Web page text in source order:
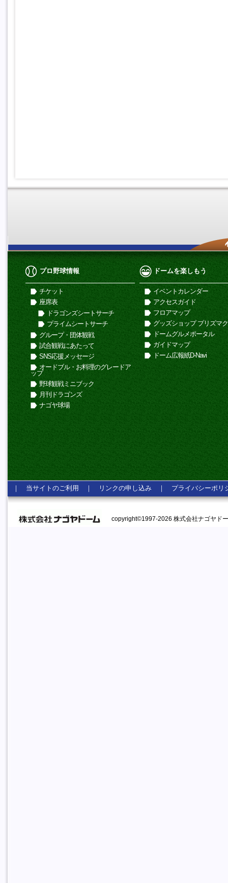
プロ野球情報
チケット
座席表
ドラゴンズシートサーチ
プライムシートサーチ
グループ・団体観戦
試合観戦にあたって
SNS応援メッセージ
オードブル・お料理のグレードア
ップ
野球観戦ミニブック
月刊ドラゴンズ
ナゴヤ球場
ドームを楽しもう
イベントカレンダー
アクセスガイド
フロアマップ
グッズショップ プリズマ
ドームグルメポータル
ガイドマップ
ドーム広報紙D-Navi
｜ 当サイトのご利用 ｜ リンクの申し込み ｜ プライバシーポリ
copyright©1997-2026 株式会社ナゴヤド